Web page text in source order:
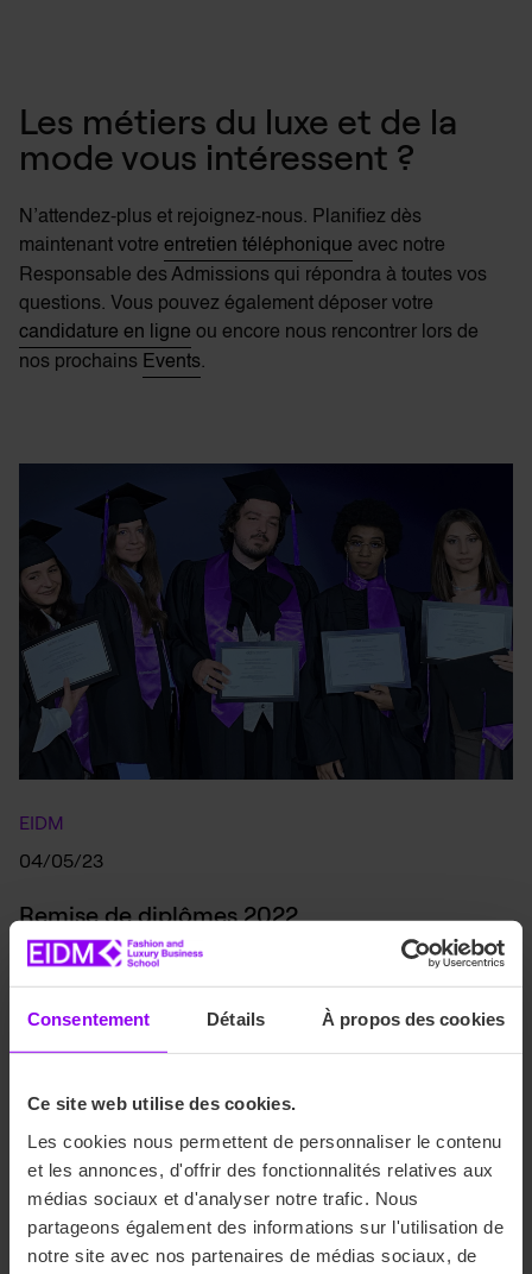
Consentement Détails À propos des cookies
Ce site web utilise des cookies.
Les cookies nous permettent de personnaliser le contenu
et les annonces, d'offrir des fonctionnalités relatives aux
médias sociaux et d'analyser notre trafic. Nous
partageons également des informations sur l'utilisation de
notre site avec nos partenaires de médias sociaux, de
Les métiers du luxe et de la
mode vous intéressent ?
N’attendez-plus et rejoignez-nous. Planifiez dès
maintenant votre entretien téléphonique avec notre
Responsable des Admissions qui répondra à toutes vos
questions. Vous pouvez également déposer votre
candidature en ligne ou encore nous rencontrer lors de
nos prochains Events.
EIDM
04/05/23
Remise de diplômes 2022
Retour sur la cérémonie officielle de remise de diplômes
mercredi 3 mai. Au programme : émotion, souvenirs, rires
et partage.